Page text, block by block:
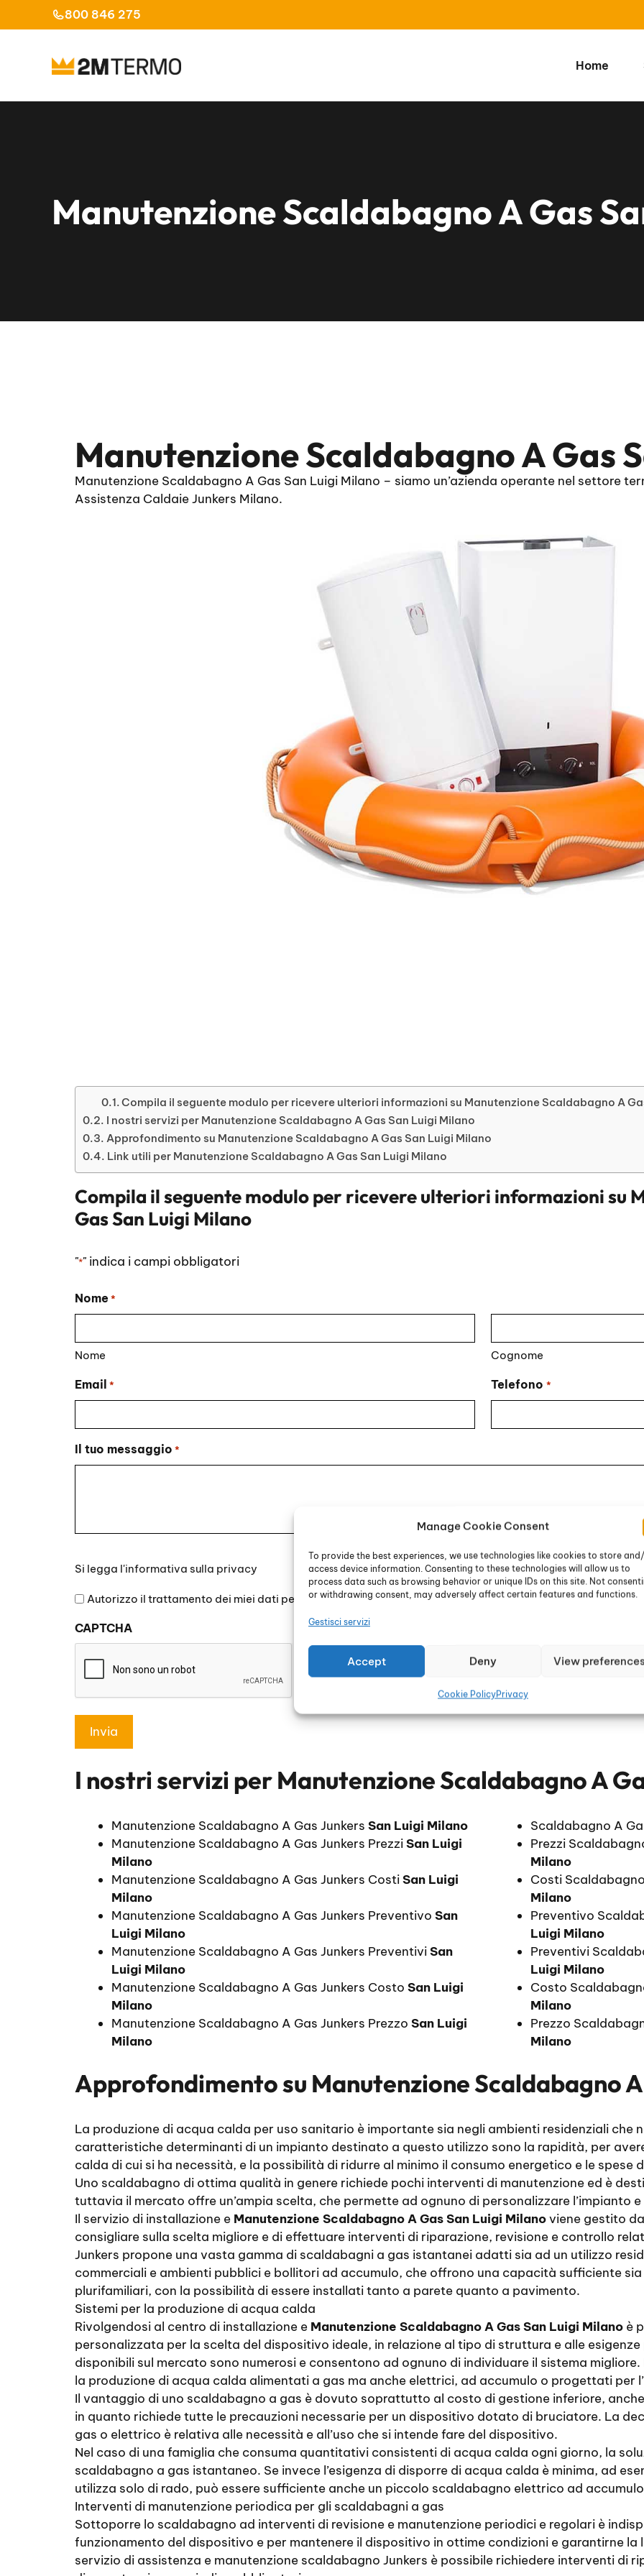
Manage Cookie Consent
To provide the best experiences, we use technologies like cookies to store
access device information. Consenting to these technologies will allow us to
process data such as browsing behavior or unique IDs on this site. Not
or withdrawing consent, may adversely affect certain features and functions.
Gestisci servizi
Accept Deny View preferences
Cookie PolicyPrivacy
al
800 846 275
Home
Manutenzione Scaldabagno A Gas
Manutenzione Scaldabagno A Gas
Manutenzione Scaldabagno A Gas San Luigi Milano – siamo un’azienda operante nel settore
Assistenza Caldaie Junkers Milano.
Compila il seguente modulo per ricevere ulteriori informazioni su Manutenzione Scaldabagno A
I nostri servizi per Manutenzione Scaldabagno A Gas San Luigi Milano
Approfondimento su Manutenzione Scaldabagno A Gas San Luigi Milano
Link utili per Manutenzione Scaldabagno A Gas San Luigi Milano
Compila il seguente modulo per ricevere ulteriori informazioni su
Gas San Luigi Milano
"*" indica i campi obbligatori
Nome *
Nome Cognome
Email * Telefono *
Il tuo messaggio *
legga
l'informativa
privacy
Si legga l'informativa sulla privacy
Autorizzo il trattamento dei miei dati personali
CAPTCHA
I nostri servizi perManutenzione Scaldabagno A
Manutenzione Scaldabagno A Gas Junkers San Luigi Milano
Manutenzione Scaldabagno A Gas Junkers PrezziSan Luigi
Milano
Manutenzione Scaldabagno A Gas Junkers CostiSan Luigi
Milano
Manutenzione Scaldabagno A Gas Junkers Preventivo San
Luigi Milano
Manutenzione Scaldabagno A Gas Junkers PreventiviSan
Luigi Milano
Manutenzione Scaldabagno A Gas Junkers Costo San Luigi
Milano
Manutenzione Scaldabagno A Gas Junkers Prezzo San Luigi
Milano
Scaldabagno A
Prezzi
Milano
Costi
Milano
Preventivo
Luigi Milano
Preventivi
Luigi Milano
Costo
Milano
Prezzo
Milano
Approfondimento su Manutenzione Scaldabagno
La produzione di acqua calda per uso sanitario è importante sia negli ambienti residenziali che
caratteristiche determinanti di un impianto destinato a questo utilizzo sono la rapidità, per
calda di cui si ha necessità, e la possibilità di ridurre al minimo il consumo energetico e le spese
Uno scaldabagno di ottima qualità in genere richiede pochi interventi di manutenzione ed è
tuttavia il mercato offre un’ampia scelta, che permette ad ognuno di personalizzare l’impianto
Il servizio di installazione e Manutenzione Scaldabagno A Gas San Luigi Milanoviene gestito
consigliare sulla scelta migliore e di effettuare interventi di riparazione, revisione e controllo
Junkers propone una vasta gamma di scaldabagni a gas istantanei adatti sia ad un utilizzo
commerciali e ambienti pubblici e bollitori ad accumulo, che offrono una capacità sufficiente
plurifamiliari, con la possibilità di essere installati tanto a parete quanto a pavimento.
Sistemi per la produzione di acqua calda
Rivolgendosi al centro di installazione e Manutenzione Scaldabagno A Gas San Luigi Milano è
personalizzata per la scelta del dispositivo ideale, in relazione al tipo di struttura e alle
disponibili sul mercato sono numerosi e consentono ad ognuno di individuare il sistema
la produzione di acqua calda alimentati a gas ma anche elettrici, ad accumulo o progettati per
Il vantaggio di uno scaldabagno a gas è dovuto soprattutto al costo di gestione inferiore,
in quanto richiede tutte le precauzioni necessarie per un dispositivo dotato di bruciatore. La
gas o elettrico è relativa alle necessità e all’uso che si intende fare del dispositivo.
Nel caso di una famiglia che consuma quantitativi consistenti di acqua calda ogni giorno, la
scaldabagno a gas istantaneo. Se invece l’esigenza di disporre di acqua calda è minima, ad
utilizza solo di rado, può essere sufficiente anche un piccolo scaldabagno elettrico ad
Interventi di manutenzione periodica per gli scaldabagni a gas
Sottoporre lo scaldabagno ad interventi di revisione e manutenzione periodici e regolari è
funzionamento del dispositivo e per mantenere il dispositivo in ottime condizioni e garantirne la
servizio di assistenza e manutenzione scaldabagno Junkers è possibile richiedere interventi di